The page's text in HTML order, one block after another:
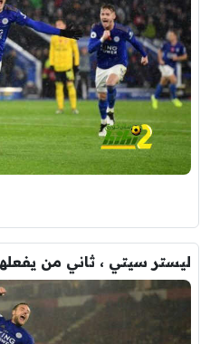
ليستر سيتي ، ثاني من